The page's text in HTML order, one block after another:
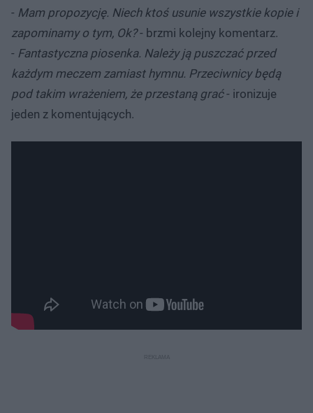
- Mam propozycję. Niech ktoś usunie wszystkie kopie i
zapominamy o tym, Ok?- brzmi kolejny komentarz.
- Fantastyczna piosenka. Należy ją puszczać przed
każdym meczem zamiast hymnu. Przeciwnicy będą
pod takim wrażeniem, że przestaną grać- ironizuje
jeden z komentujących.